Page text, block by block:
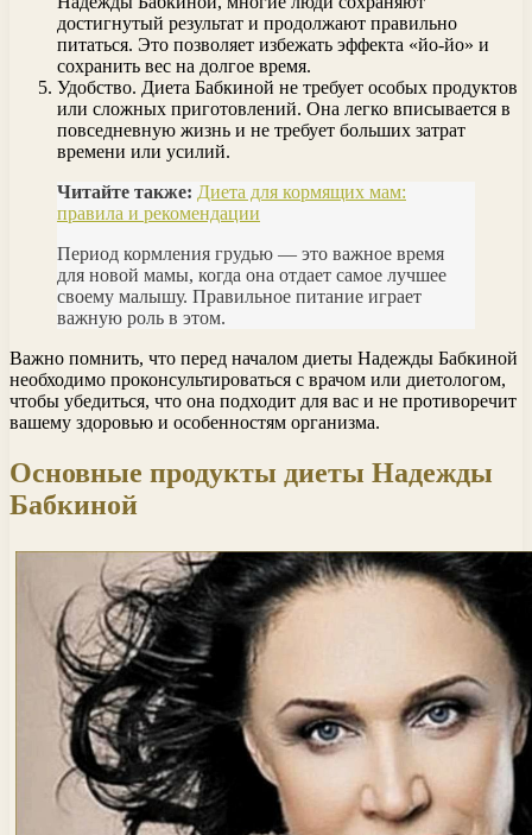
достигнутый результат и продолжают правильно
питаться. Это позволяет избежать эффекта «йо-йо» и
сохранить вес на долгое время.
Удобство. Диета Бабкиной не требует особых продуктов
или сложных приготовлений. Она легко вписывается в
повседневную жизнь и не требует больших затрат
времени или усилий.
Читайте также: Диета для кормящих мам:
правила и рекомендации
Период кормления грудью — это важное время
для новой мамы, когда она отдает самое лучшее
своему малышу. Правильное питание играет
важную роль в этом.
Важно помнить, что перед началом диеты Надежды Бабкиной
необходимо проконсультироваться с врачом или диетологом,
чтобы убедиться, что она подходит для вас и не противоречит
вашему здоровью и особенностям организма.
Основные продукты диеты Надежды
Бабкиной